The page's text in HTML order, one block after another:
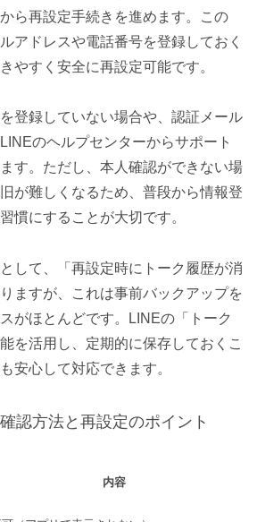
ら再設定手続きを進めます。この
アドレスや電話番号を登録しておく
やすく安全に再設定可能です。
登録していない場合や、認証メール
のヘルプセンターからサポート
す。ただし、本人確認ができない場
が難しくなるため、普段から情報登
慣にすることが大切です。
して、「再設定時にトーク履歴が消
ますが、これは事前バックアップを
がほとんどです。LINEの「トーク
を活用し、定期的に保存しておくこ
安心して対応できます。
認方法と再設定のポイント
内容